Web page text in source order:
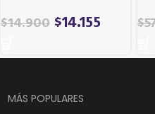
$14.900 $14.155 $
MÁS POPULARES